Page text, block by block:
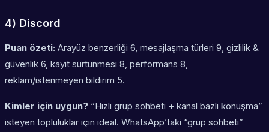
4) Discord
Puan özeti: Arayüz benzerliği 6, mesajlaşma türleri 9, gizlilik &
güvenlik 6, kayıt sürtünmesi 8, performans 8,
reklam/istenmeyen bildirim 5.
Kimler için uygun? “Hızlı grup sohbeti + kanal bazlı konuşma”
isteyen topluluklar için ideal. WhatsApp’taki “grup sohbeti”